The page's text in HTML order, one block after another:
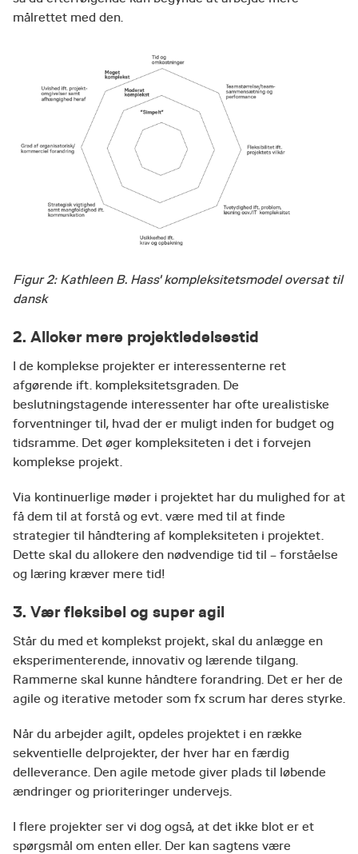
målrettet med den.
Figur 2: Kathleen B. Hass' kompleksitetsmodel oversat til
dansk
2. Alloker mere projektledelsestid
I de komplekse projekter er interessenterne ret
afgørende ift. kompleksitetsgraden. De
beslutningstagende interessenter har ofte urealistiske
forventninger til, hvad der er muligt inden for budget og
tidsramme. Det øger kompleksiteten i det i forvejen
komplekse projekt.
Via kontinuerlige møder i projektet har du mulighed for at
få dem til at forstå og evt. være med til at finde
strategier til håndtering af kompleksiteten i projektet.
Dette skal du allokere den nødvendige tid til – forståelse
og læring kræver mere tid!
3. Vær fleksibel og super agil
Står du med et komplekst projekt, skal du anlægge en
eksperimenterende, innovativ og lærende tilgang.
Rammerne skal kunne håndtere forandring. Det er her de
agile og iterative metoder som fx scrum har deres styrke.
Når du arbejder agilt, opdeles projektet i en række
sekventielle delprojekter, der hver har en færdig
delleverance. Den agile metode giver plads til løbende
ændringer og prioriteringer undervejs.
I flere projekter ser vi dog også, at det ikke blot er et
spørgsmål om enten eller. Der kan sagtens være